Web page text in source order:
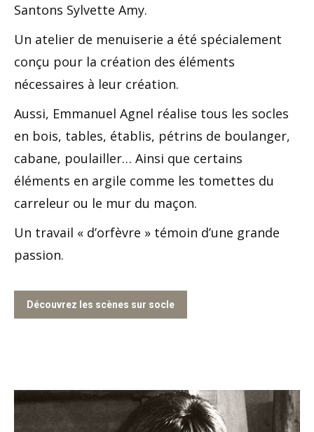
Santons Sylvette Amy.
Un atelier de menuiserie a été spécialement
conçu pour la création des éléments
nécessaires à leur création.
Aussi, Emmanuel Agnel réalise tous les socles
en bois, tables, établis, pétrins de boulanger,
cabane, poulailler… Ainsi que certains
éléments en argile comme les tomettes du
carreleur ou le mur du maçon.
Un travail « d’orfèvre » témoin d’une grande
passion.
Découvrez les scènes sur socle